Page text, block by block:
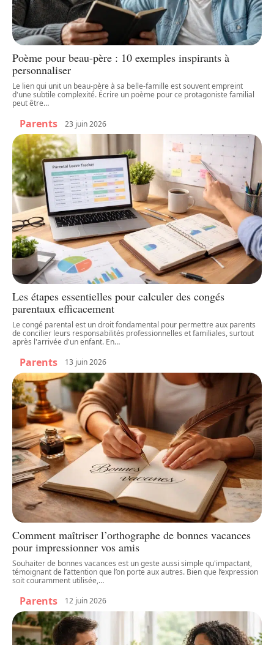
Poème pour beau-père : 10 exemples inspirants à
personnaliser
Le lien qui unit un beau-père à sa belle-famille est souvent empreint
d'une subtile complexité. Écrire un poème pour ce protagoniste familial
peut être…
Parents 23 juin 2026
Les étapes essentielles pour calculer des congés
parentaux efficacement
Le congé parental est un droit fondamental pour permettre aux parents
de concilier leurs responsabilités professionnelles et familiales, surtout
après l'arrivée d'un enfant. En…
Parents 13 juin 2026
Comment maîtriser l’orthographe de bonnes vacances
pour impressionner vos amis
Souhaiter de bonnes vacances est un geste aussi simple qu'impactant,
témoignant de l’attention que l’on porte aux autres. Bien que l’expression
soit couramment utilisée,…
Parents 12 juin 2026